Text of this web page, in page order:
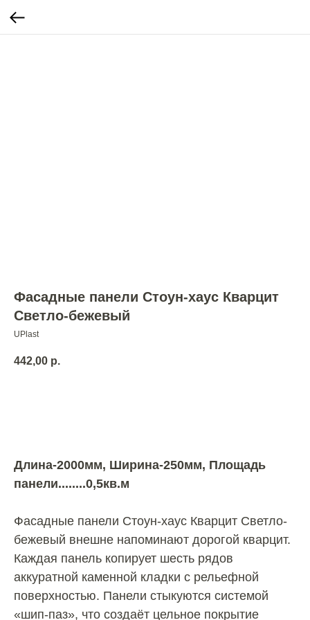
Фасадные панели Стоун-хаус Кварцит
Светло-бежевый
UPlast
442,00 р.
Длина-2000мм, Ширина-250мм, Площадь
панели........0,5кв.м
Фасадные панели Стоун-хаус Кварцит Светло-
бежевый внешне напоминают дорогой кварцит.
Каждая панель копирует шесть рядов
аккуратной каменной кладки с рельефной
поверхностью. Панели стыкуются системой
«шип-паз», что создаёт цельное покрытие